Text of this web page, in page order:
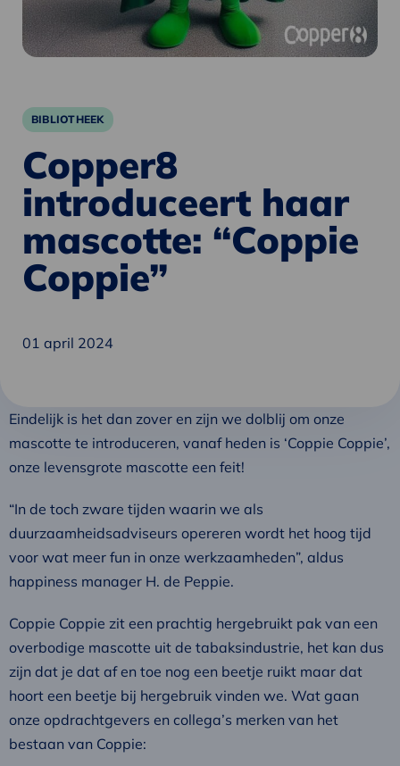
BIBLIOTHEEK
Copper8
introduceert haar
mascotte: “Coppie
Coppie”
01 april 2024
Eindelijk is het dan zover en zijn we dolblij om onze
mascotte te introduceren, vanaf heden is ‘Coppie Coppie’,
onze levensgrote mascotte een feit!
“In de toch zware tijden waarin we als
duurzaamheidsadviseurs opereren wordt het hoog tijd
voor wat meer fun in onze werkzaamheden”, aldus
happiness manager H. de Peppie.
Coppie Coppie zit een prachtig hergebruikt pak van een
overbodige mascotte uit de tabaksindustrie, het kan dus
zijn dat je dat af en toe nog een beetje ruikt maar dat
hoort een beetje bij hergebruik vinden we. Wat gaan
onze opdrachtgevers en collega’s merken van het
bestaan van Coppie: